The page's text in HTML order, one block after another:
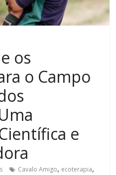
os
o Campo
e
Cavalo Amigo, ecoterapia,